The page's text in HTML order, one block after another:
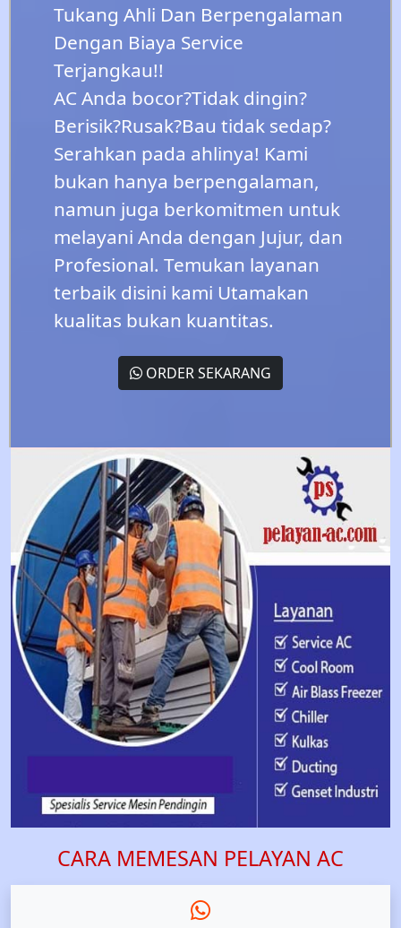
Tukang Ahli Dan Berpengalaman
Dengan Biaya Service
Terjangkau!!
AC Anda bocor?Tidak dingin?
Berisik?Rusak?Bau tidak sedap?
Serahkan pada ahlinya! Kami
bukan hanya berpengalaman,
namun juga berkomitmen untuk
melayani Anda dengan Jujur, dan
Profesional. Temukan layanan
terbaik disini kami Utamakan
kualitas bukan kuantitas.
ORDER SEKARANG
CARA MEMESAN PELAYAN AC